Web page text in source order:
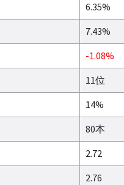
6.35%
7.43%
-1.08%
11位
14%
80本
2.72
2.76